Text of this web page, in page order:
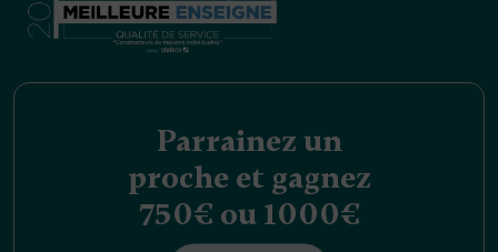
Parrainez un
proche et gagnez
750€ ou 1000€